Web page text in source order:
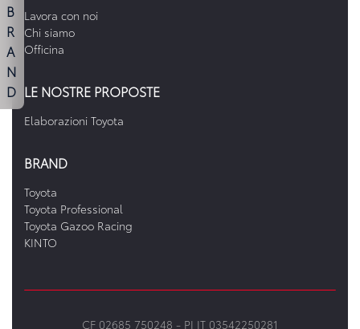
Lavora con noi
Chi siamo
Officina
LE NOSTRE PROPOSTE
Elaborazioni Toyota
BRAND
Toyota
Toyota Professional
Toyota Gazoo Racing
KINTO
CF 02685 750248 - PI IT 03542250281
B
R
A
N
D